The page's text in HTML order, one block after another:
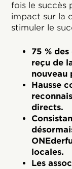
fois le succès
impact sur la
stimuler le
75 %
reçu de
nouveau
Hausse
directs.
locales.
Les